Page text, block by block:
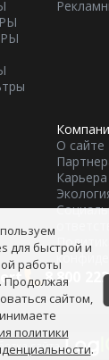
О сайте
Карьера
Политика
8 800
сайтa
для быстрой и
работы
Продолжая
сайтом,
политики
.